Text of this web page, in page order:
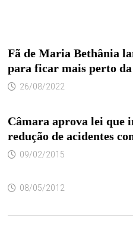
Fã de Maria Bethânia
para ficar mais perto
26/08/2022
Câmara aprova lei que
redução de acidentes
09/02/2015
08/05/2012